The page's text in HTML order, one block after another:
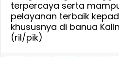
terpercaya serta
pelayanan terbaik
khususnya di banua
(ril/pik)